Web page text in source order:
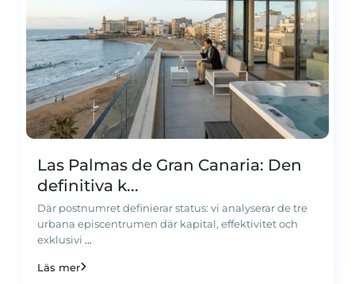
Las Palmas de Gran Canaria: Den
definitiva k...
Där postnumret definierar status: vi analyserar de tre
urbana episcentrumen där kapital, effektivitet och
exklusivi ...
Läs mer